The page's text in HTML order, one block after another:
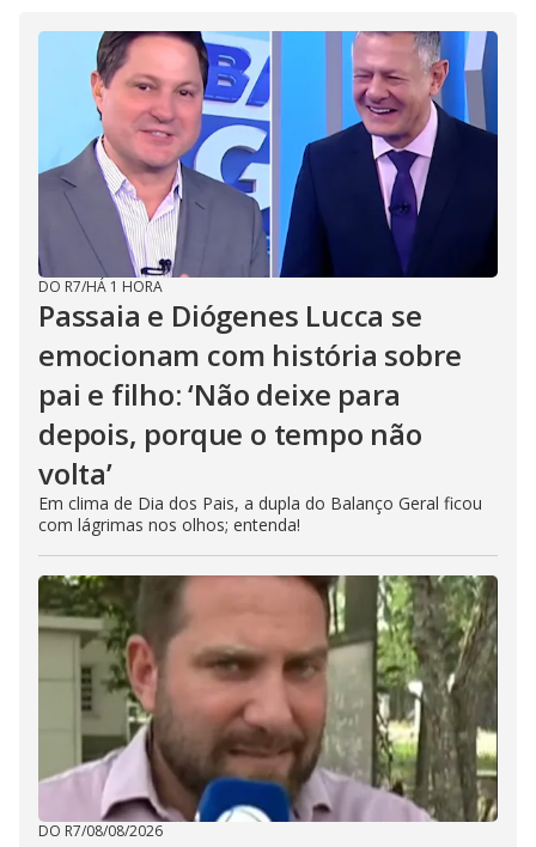
DO R7/HÁ 1 HORA
Passaia e Diógenes Lucca se
emocionam com história sobre
pai e filho: ‘Não deixe para
depois, porque o tempo não
volta’
Em clima de Dia dos Pais, a dupla do Balanço Geral ficou
com lágrimas nos olhos; entenda!
DO R7/08/08/2026